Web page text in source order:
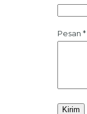
Pesan *